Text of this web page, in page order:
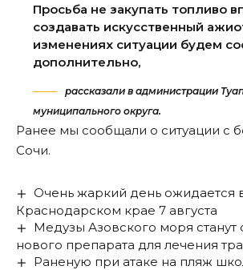
Просьба не закупать топливо
создавать искусственный
изменениях ситуации будем
дополнительно,
рассказали в администрации
муниципального округа.
Ранее мы сообщали о ситуации с
Сочи.
Очень жаркий день ожидается
Краснодарском крае 7 августа
Медузы Азовского моря станут
нового препарата для лечения
Раненую при атаке на пляж